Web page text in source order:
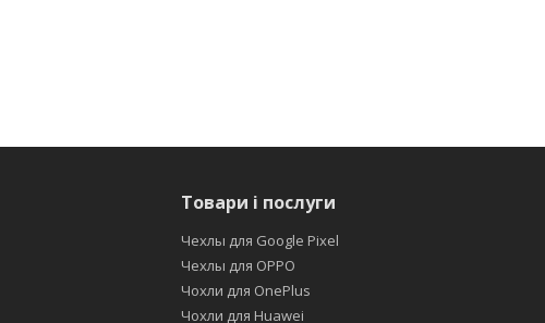
Товари і послуги
Чехлы для Google Pixel
Чехлы для OPPO
Чохли для OnePlus
Чохли для Huawei